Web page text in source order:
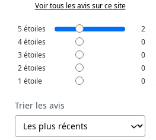
Voir tous les avis sur ce site
5étoiles
2
4étoiles
0
3étoiles
0
2étoiles
0
1 étoile 0
Trier les avis